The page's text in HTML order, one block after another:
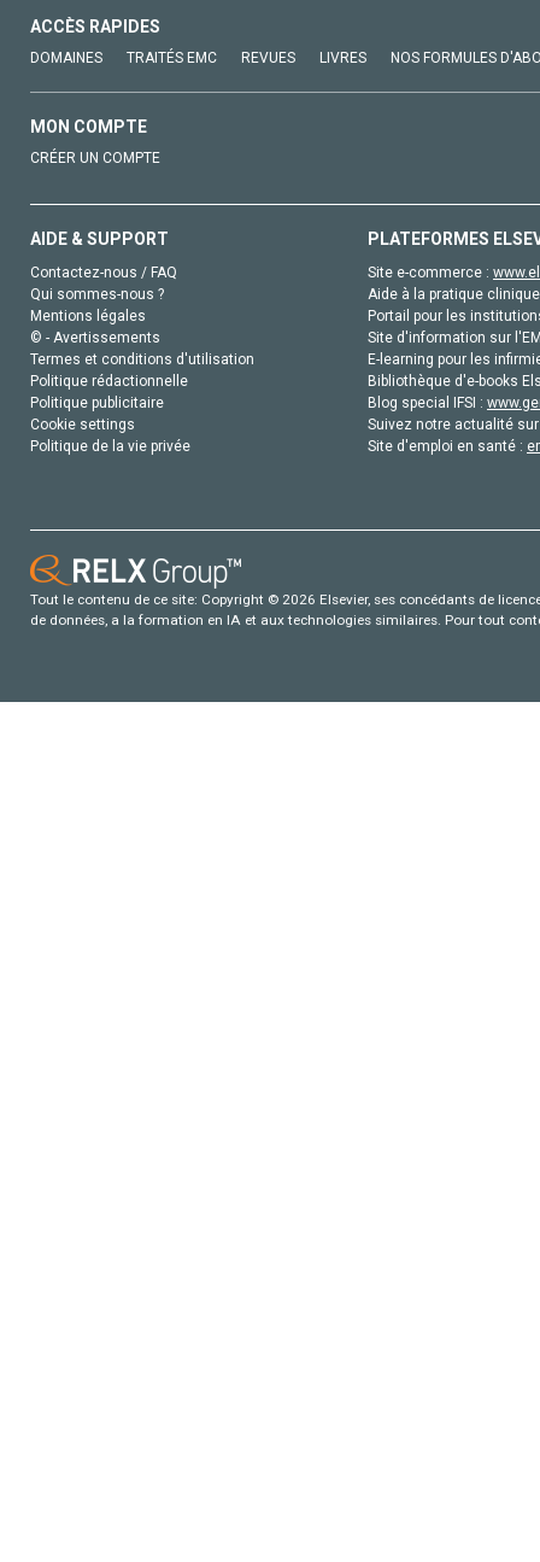
ACCÈS RAPIDES
DOMAINES TRAITÉS EMC REVUES LIVRES NOS FORMULES
MON COMPTE
CRÉER UN COMPTE
AIDE & SUPPORT
Contactez-nous / FAQ
Qui sommes-nous ?
Mentions légales
© - Avertissements
Termes et conditions d'utilisation
Politique rédactionnelle
Politique publicitaire
Cookie settings
Politique de la vie privée
PLATEFORMES
Site e-commerce :
Aide à la pratique
Portail pour les
Site d'information sur
E-learning pour les
Bibliothèque d'e-books
Blog special IFSI :
Suivez notre actualité
Site d'emploi en santé :
Tout le contenu de ce site: Copyright © 2026 Elsevier, ses concédants de
de données, a la formation en IA et aux technologies similaires. Pour tout